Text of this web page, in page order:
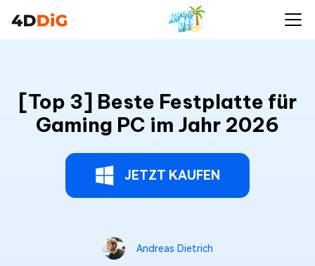
[Top 3] Beste Festplatte für
Gaming PC im Jahr 2026
JETZT KAUFEN
Andreas Dietrich